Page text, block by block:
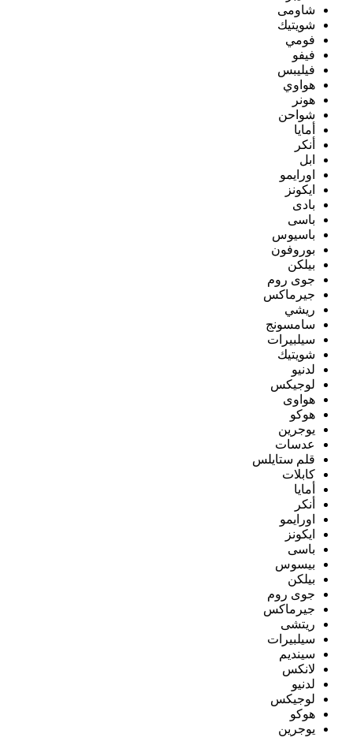
شاومى
شويتيك
فومي
فيفو
فيليبس
هواوي
هونر
شواحن
أمايا
أنكر
ابل
اورايمو
ايكونز
بادى
باسى
باسيوس
بوروفون
بيلكن
جوى روم
جيرماكس
ريشي
سامسونج
سيلبيرات
شويتيك
لدنيو
لوجيكس
هواوى
هوكو
يوجرين
عدسات
قلم ستايلس
كابلات
أمايا
أنكر
اورايمو
ايكونز
باسى
بيسوس
بيلكن
جوى روم
جيرماكس
ريتشى
سيلبيرات
سينديم
لانكس
لدنيو
لوجيكس
هوكو
يوجرين